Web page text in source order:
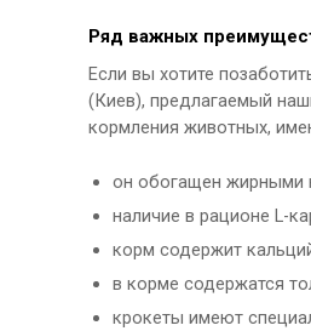
Ряд важных
Если вы хотите
(Киев), предлагаемый
кормления животных,
он обогащен жирными
наличие в рационе L-
корм содержит
в корме содержатся
крокеты имеют